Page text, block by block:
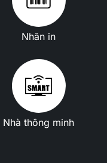
Nhãn in
Nhà thông minh